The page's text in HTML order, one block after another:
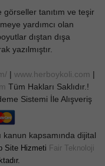
tanıtım ve teşir
yardımcı olan
dıştan dışa
yazılmıştır.
| www.herboykoli.com |
Tüm Hakları Saklıdır.!
Sistemi İle Alışveriş
kanun kapsamında dijital
Site Hizmeti Fair Teknoloji